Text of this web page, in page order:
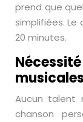
prend que
simplifiées.
20 minutes.
musicales
Aucun talent
chanson